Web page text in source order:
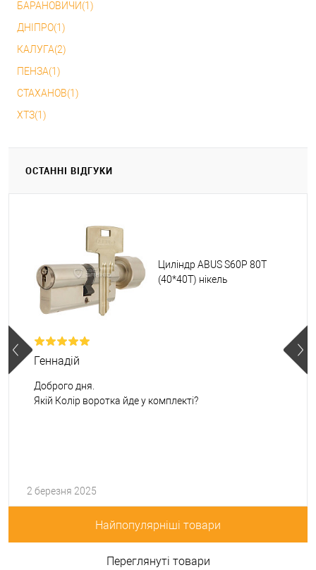
БАРАНОВИЧИ(1)
ДНІПРО(1)
КАЛУГА(2)
ПЕНЗА(1)
СТАХАНОВ(1)
ХТЗ(1)
ОСТАННІ ВІДГУКИ
Циліндр ABUS S60P 80T
(40*40T) нікель
Геннадій
Доброго дня.
Якій Колір воротка йде у комплекті?
2 березня 2025
Найпопулярніші товари
Переглянуті товари